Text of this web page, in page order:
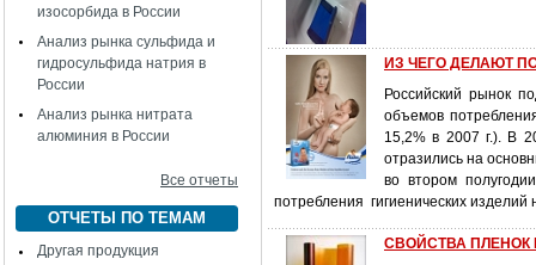
изосорбида в России
Анализ рынка сульфида и
гидросульфида натрия в
России
Анализ рынка нитрата
алюминия в России
Все отчеты
ОТЧЕТЫ ПО ТЕМАМ
Другая продукция
ИЗ ЧЕГО ДЕЛАЮТ
Российский рынок
объемов
15,2% в 2007 г.). В
отразились на
во втором
потребления гигиенических изделий
СВОЙСТВА ПЛЕНОК